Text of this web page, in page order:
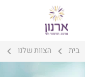
בית הצוות שלנו